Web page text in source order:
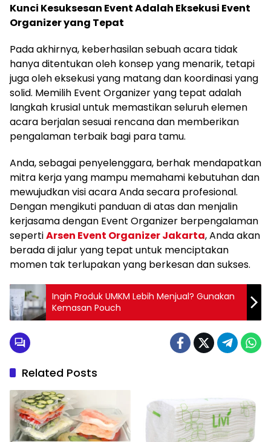
Kunci Kesuksesan Event Adalah Eksekusi Event
Organizer yang Tepat
Pada akhirnya, keberhasilan sebuah acara tidak
hanya ditentukan oleh konsep yang menarik, tetapi
juga oleh eksekusi yang matang dan koordinasi yang
solid. Memilih Event Organizer yang tepat adalah
langkah krusial untuk memastikan seluruh elemen
acara berjalan sesuai rencana dan memberikan
pengalaman terbaik bagi para tamu.
Anda, sebagai penyelenggara, berhak mendapatkan
mitra kerja yang mampu memahami kebutuhan dan
mewujudkan visi acara Anda secara profesional.
Dengan mengikuti panduan di atas dan menjalin
kerjasama dengan Event Organizer berpengalaman
sepertiArsen Event Organizer Jakarta, Anda akan
berada di jalur yang tepat untuk menciptakan
momen tak terlupakan yang berkesan dan sukses.
Ingin Produk UMKM Lebih Menjual? Gunakan
Kemasan Pouch
Related Posts